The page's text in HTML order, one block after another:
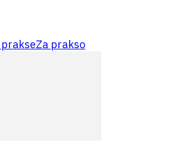
Za prakso